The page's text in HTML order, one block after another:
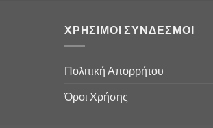
ΧΡΉΣΙΜΟΙ ΣΎΝΔΕΣΜΟΙ
Πολιτική Απορρήτου
Όροι Χρήσης